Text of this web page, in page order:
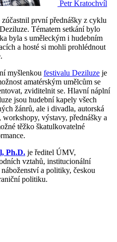
Petr Kratochvíl
první přednášky z cyklu
Tématem setkání bylo
byla s uměleckým i hudebním
a hosté si mohli prohlédnout
myšlenkou festivalu Deziluze je
amatérským umělcům se
zviditelnit se. Hlavní náplní
jsou hudební kapely všech
žánrů, ale i divadla, autorská
workshopy, výstavy, přednášky a
těžko škatulkovatelné
Ph.D. je ředitel ÚMV,
vztahů, institucionální
a politiky, českou
politiku.